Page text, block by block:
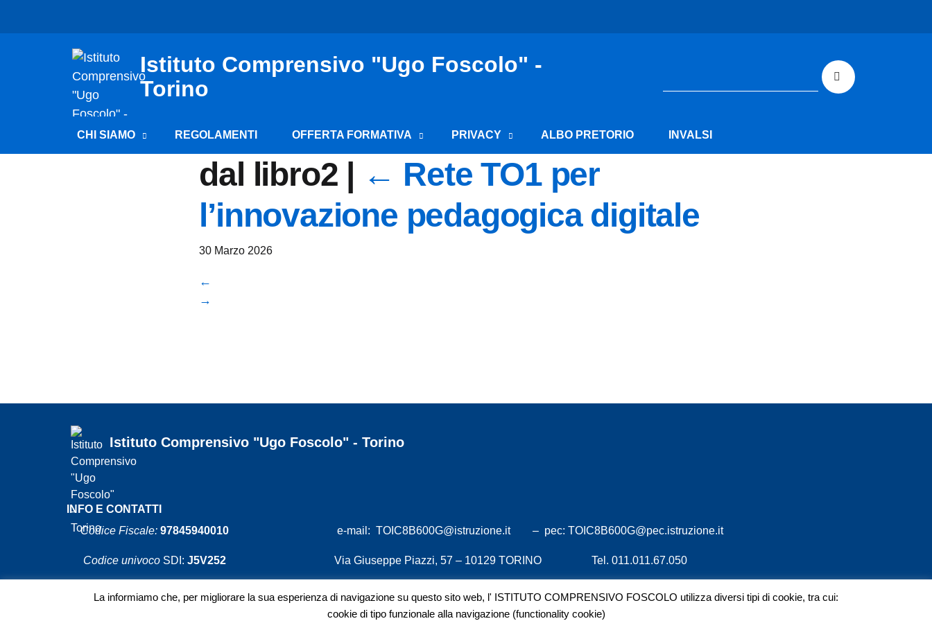
Istituto Comprensivo "Ugo Foscolo" -
Torino
CHI SIAMO REGOLAMENTI OFFERTA FORMATIVA PRIVACY ALBO PRETORIO INVALSI
dal libro2 | ← Rete TO1 per
l’innovazione pedagogica digitale
30 Marzo 2026
←
→
Istituto Comprensivo "Ugo Foscolo" - Torino
INFO E CONTATTI
Codice Fiscale: 97845940010 e-mail: TOIC8B600G@istruzione.it – pec: TOIC8B600G@pec.istruzione.it
Codice univoco SDI: J5V252 Via Giuseppe Piazzi, 57 – 10129 TORINO Tel. 011.011.67.050
Codice Meccanografico: TOIC8B600G DICHIARAZIONE DI ACCESSIBILITA’
La informiamo che, per migliorare la sua esperienza di navigazione su questo sito web, l' ISTITUTO COMPRENSIVO FOSCOLO utilizza diversi tipi di cookie, tra cui:
cookie di tipo funzionale alla navigazione (functionality cookie)